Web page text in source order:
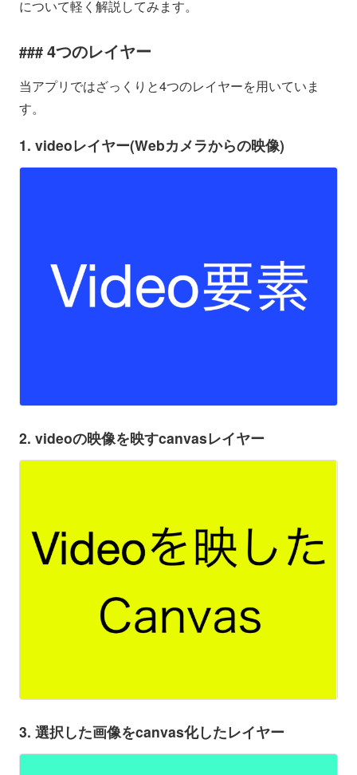
について軽く解説してみます。
4つのレイヤー
当アプリではざっくりと4つのレイヤーを用いていま
す。
1. videoレイヤー(Webカメラからの映像)
2. videoの映像を映すcanvasレイヤー
3. 選択した画像をcanvas化したレイヤー